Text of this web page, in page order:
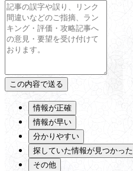
情報が正確
情報が早い
分かりやすい
探していた情報が見つかった
その他